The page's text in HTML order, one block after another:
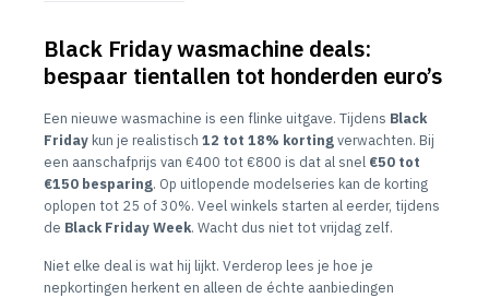
Black Friday wasmachine deals:
bespaar tientallen tot honderden euro’s
Een nieuwe wasmachine is een flinke uitgave. Tijdens Black
Friday kun je realistisch 12 tot 18% kortingverwachten. Bij
een aanschafprijs van €400 tot €800 is dat al snel €50 tot
€150 besparing. Op uitlopende modelseries kan de korting
oplopen tot 25 of 30%. Veel winkels starten al eerder, tijdens
de Black Friday Week. Wacht dus niet tot vrijdag zelf.
Niet elke deal is wat hij lijkt. Verderop lees je hoe je
nepkortingen herkent en alleen de échte aanbiedingen